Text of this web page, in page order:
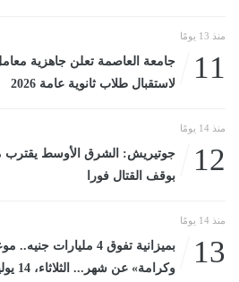
منذ 13 يومًا
11
جامعة العاصمة تعلن جاهزية
لاستقبال طلاب ثانوية عامة 2026
منذ 14 يومًا
12
جوتيريش: الشرق الأوسط يقترب
بوقف القتال فورا
منذ 14 يومًا
13
بميزانية تفوق 4
وكرامة» عن شهر... الثلاثاء، 14 يوليو 2026 10:46 صـ